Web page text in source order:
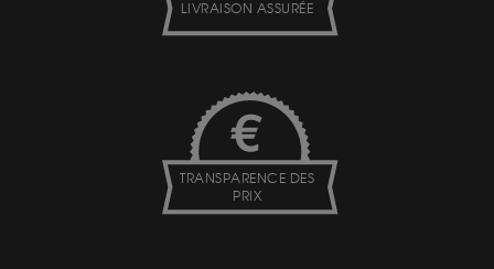
LIVRAISON ASSURÉE
TRANSPARENCE DES
PRIX